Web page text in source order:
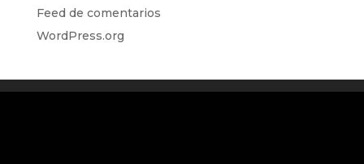
Feed de comentarios
WordPress.org